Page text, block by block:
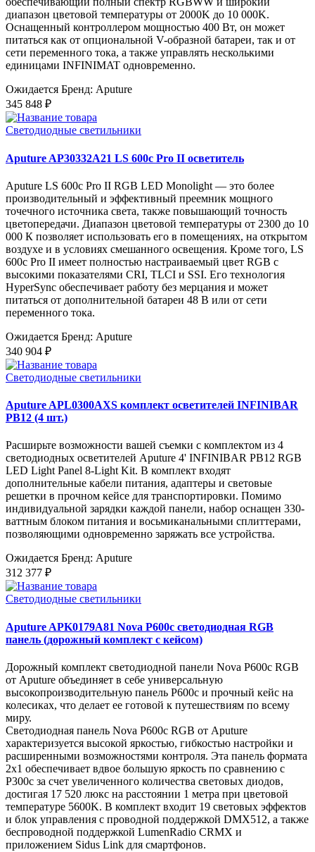
диапазон цветовой температуры от 2000K до 10 000K.
Оснащенный контроллером мощностью 400 Вт, он может
питаться как от опциональной V-образной батареи, так и от
сети переменного тока, а также управлять несколькими
единицами INFINIMAT одновременно.
Ожидается Бренд: Aputure
345 848 ₽
Светодиодные светильники
Aputure AP30332A21 LS 600c Pro II осветитель
Aputure LS 600c Pro II RGB LED Monolight — это более
производительный и эффективный преемник мощного
точечного источника света, также повышающий точность
цветопередачи. Диапазон цветовой температуры от 2300 до 10
000 К позволяет использовать его в помещениях, на открытом
воздухе и в условиях смешанного освещения. Кроме того, LS
600c Pro II имеет полностью настраиваемый цвет RGB с
высокими показателями CRI, TLCI и SSI. Его технология
HyperSync обеспечивает работу без мерцания и может
питаться от дополнительной батареи 48 В или от сети
переменного тока.
Ожидается Бренд: Aputure
340 904 ₽
Светодиодные светильники
Aputure APL0300AXS комплект осветителей INFINIBAR
PB12 (4 шт.)
Расширьте возможности вашей съемки с комплектом из 4
светодиодных осветителей Aputure 4' INFINIBAR PB12 RGB
LED Light Panel 8-Light Kit. В комплект входят
дополнительные кабели питания, адаптеры и световые
решетки в прочном кейсе для транспортировки. Помимо
индивидуальной зарядки каждой панели, набор оснащен 330-
ваттным блоком питания и восьмиканальными сплиттерами,
позволяющими одновременно заряжать все устройства.
Ожидается Бренд: Aputure
312 377 ₽
Светодиодные светильники
Aputure APK0179A81 Nova P600c светодиодная RGB
панель (дорожный комплект с кейсом)
Дорожный комплект светодиодной панели Nova P600c RGB
от Aputure объединяет в себе универсальную
высокопроизводительную панель P600c и прочный кейс на
колесиках, что делает ее готовой к путешествиям по всему
миру.
Светодиодная панель Nova P600c RGB от Aputure
характеризуется высокой яркостью, гибкостью настройки и
расширенными возможностями контроля. Эта панель формата
2x1 обеспечивает вдвое большую яркость по сравнению с
P300c за счет увеличенного количества световых диодов,
достигая 17 520 люкс на расстоянии 1 метра при цветовой
температуре 5600K. В комплект входит 19 световых эффектов
и блок управления с проводной поддержкой DMX512, а также
беспроводной поддержкой LumenRadio CRMX и
приложением Sidus Link для смартфонов.